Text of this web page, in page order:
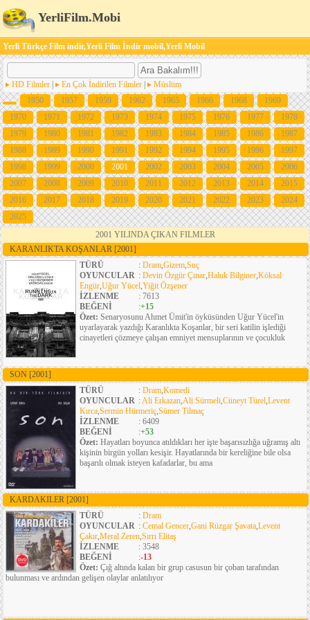
YerliFilm.Mobi
Yerli Türkçe Film indir,Yerli Film İndir mobil,Yerli Mobil
HD Filmler En Çok İndirilen Filmler
Müslüm
1950
1957 1959 1962 1965 1966 1968
1969
1970
1971 1972 1973 1974 1975 1976 1977
1978
1979
1980 1981 1982 1983 1984 1985 1986
1987
1988
1989 1990 1991 1992 1994 1995 1996
1997
1998
1999 2000 2001 2002 2003 2004 2005
2006
2007
2008 2009 2010 2011 2012 2013 2014
2015
2016
2017 2018 2019 2020 2021 2022 2023
2024
2025
2001 YILINDA ÇIKAN FILMLER
KARANLIKTA KOŞANLAR [2001]
TÜRÜ
: Dram,Gizem,Suç
OYUNCULAR : Devin Özgür Çınar,Haluk Bilginer,Köksal
Engür,Uğur Yücel,Yiğit Özşener
İZLENME
: 7613
BEĞENİ
:+15
Özet: Senaryosunu Ahmet Ümit'in öyküsünden Uğur Yücel'in
uyarlayarak yazdığı Karanlıkta Koşanlar, bir seri katilin işlediği
cinayetleri çözmeye çalışan emniyet mensuplarının ve çocukluk
SON [2001]
TÜRÜ
: Dram,Komedi
OYUNCULAR :Ali Erkazan,Ali Sürmeli,Cüneyt Türel,Levent
Kırca,Sermin Hürmeriç,Sümer Tilmaç
İZLENME
: 6409
BEĞENİ
:+53
Özet: Hayatları boyunca atıldıkları her işte başarısızlığa uğramış altı
kişinin birgün yolları kesişir. Hayatlarında bir kereliğine bile olsa
başarılı olmak isteyen kafadarlar, bu ama
KARDAKILER [2001]
TÜRÜ
: Dram
OYUNCULAR : Cemal Gencer,Gani Rüzgar Şavata,Levent
Çakır,Meral Zeren,Sırrı Elitaş
İZLENME
: 3548
BEĞENİ
:-13
Özet: Çığ altında kalan bir grup casusun bir çoban tarafından
bulunması ve ardından gelişen olaylar anlatılıyor